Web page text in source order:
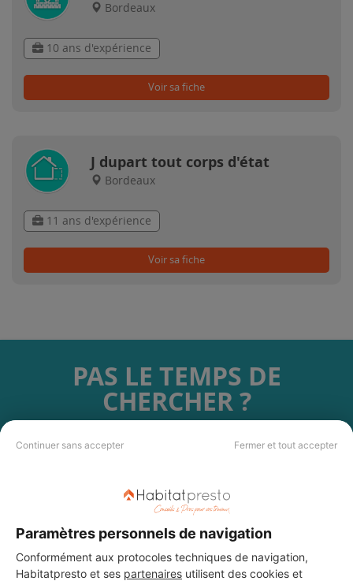
Continuer sans accepter Fermer et tout accepter
Paramètres personnels de navigation
Conformément aux protocoles techniques de navigation,
Habitatpresto et ses partenaires utilisent des cookies et
Bordeaux
10 ans d'expérience
Voir sa fiche
J dupart tout corps d'état
Bordeaux
11 ans d'expérience
Voir sa fiche
PAS LE TEMPS DE
CHERCHER ?
Vous souhaitez réaliser des travaux et ne savez quel professionnel